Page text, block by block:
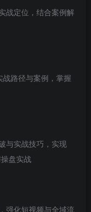
战定位，结合案例解
路径与案例，掌握
与实战技巧，实现
盘实战
强化短视频与全域流